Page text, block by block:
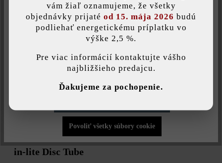
V OBCHODE
in-lite Disc Tube
Uložiť individuálne nastavenie
Táto webová stránka používa súbory cookie, aby vám ponúkla
Povoliť všetky súbory cookie
vám žiaľ oznamujeme, že všetky
objednávky prijaté od 15. mája 2026 budú
podliehať energetickému príplatku vo
výške 2,5 %.
Pre viac informácií kontaktujte vášho
najbližšieho predajcu.
Ďakujeme za pochopenie.